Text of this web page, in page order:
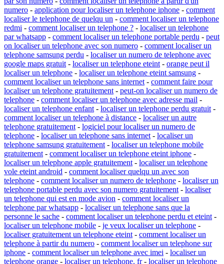
numero - application pour localiser un telephone iphone - comment
localiser le telephone de quelqu un - comment localiser un telephone
redmi - comment localiser un telephone ? - localiser un telephone
par whatsapp - comment localiser un telephone portable perdu - peut
on localiser un telephone avec son numero - comment localiser un
telephone samsung perdu - localiser un numero de telephone avec
google maps gratuit - localiser un telephone eteint - orange peut il
localiser un telephone - localiser un telephone eteint samsung -
comment localiser un telephone sans internet - comment faire pour
localiser un telephone gratuitement - peut-on localiser un numero de
telephone - comment localiser un telephone avec adresse mail -
localiser un telephone enfant - localiser un telephone perdu gratuit -
comment localiser un telephone à distance - localiser un autre
telephone gratuitement - logiciel pour localiser un numero de
telephone - localiser un telephone sans internet - localiser un
telephone samsung gratuitement - localiser un telephone mobile
gratuitement - comment localiser un telephone eteint iphone -
localiser un telephone apple gratuitement - localiser un telephone
vole eteint android - comment localiser quelqu un avec son
telephone - comment localiser un numero de telephone - localiser un
telephone portable perdu avec son numero gratuitement - localiser
un telephone qui est en mode avion - comment localiser un
telephone par whatsapp - localiser un telephone sans que la
personne le sache - comment localiser un telephone perdu et eteint -
localiser un telephone mobile - je veux localiser un telephone -
localiser gratuitement un telephone eteint - comment localiser un
telephone à partir du numero - comment localiser un telephone sur
iphone - comment localiser un telephone avec imei - localiser un
telephone orange - localiser un telephone. fr- localiser un telephone